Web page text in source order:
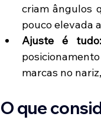
criam ângulos
pouco elevada
Ajuste é tudo:
marcas no
O que